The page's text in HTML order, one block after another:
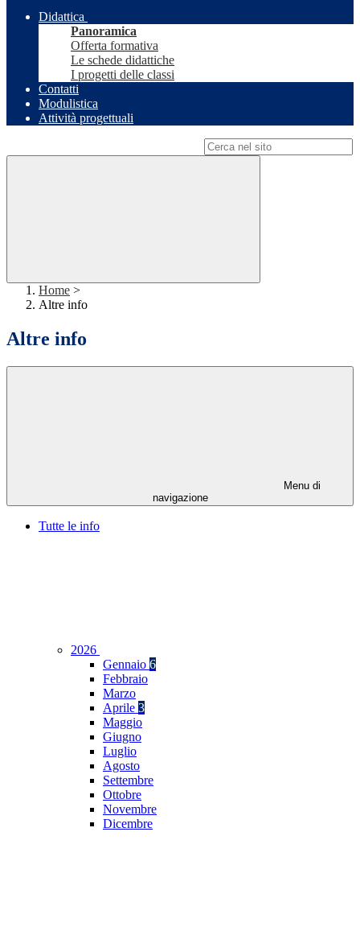
Didattica
Panoramica
Offerta formativa
Le schede didattiche
I progetti delle classi
Contatti
Modulistica
Attività progettuali
Home >
Altre info
Altre info
Menu di
navigazione
Tutte le info
2026
Gennaio 6
Febbraio
Marzo
Aprile 3
Maggio
Giugno
Luglio
Agosto
Settembre
Ottobre
Novembre
Dicembre